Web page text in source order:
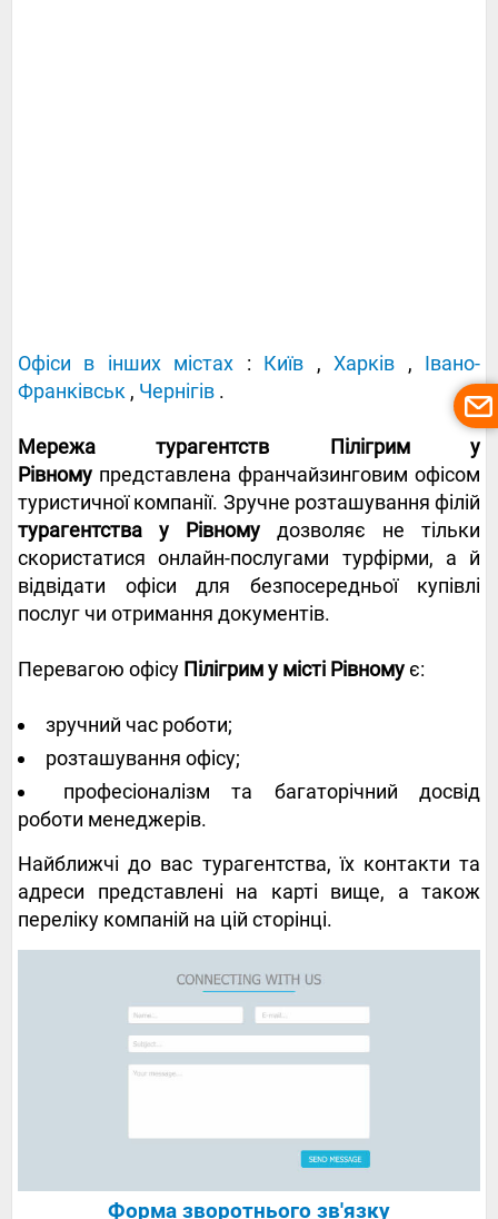
Офіси в інших містах : Київ ,Харків , Івано-
Франківськ , Чернігів .
Мережа турагентств Пілігрим у
Рівному представлена ​​франчайзинговим офісом
туристичної компанії. Зручне розташування філій
турагентства у Рівному дозволяє не тільки
скористатися онлайн-послугами турфірми, а й
відвідати офіси для безпосередньої купівлі
послуг чи отримання документів.
Перевагою офісу Пілігрим у місті Рівному є:
зручний час роботи;
розташування офісу;
професіоналізм та багаторічний досвід
роботи менеджерів.
Найближчі до вас турагентства, їх контакти та
адреси представлені на карті вище, а також
переліку компаній на цій сторінці.
Форма зворотнього зв'язку